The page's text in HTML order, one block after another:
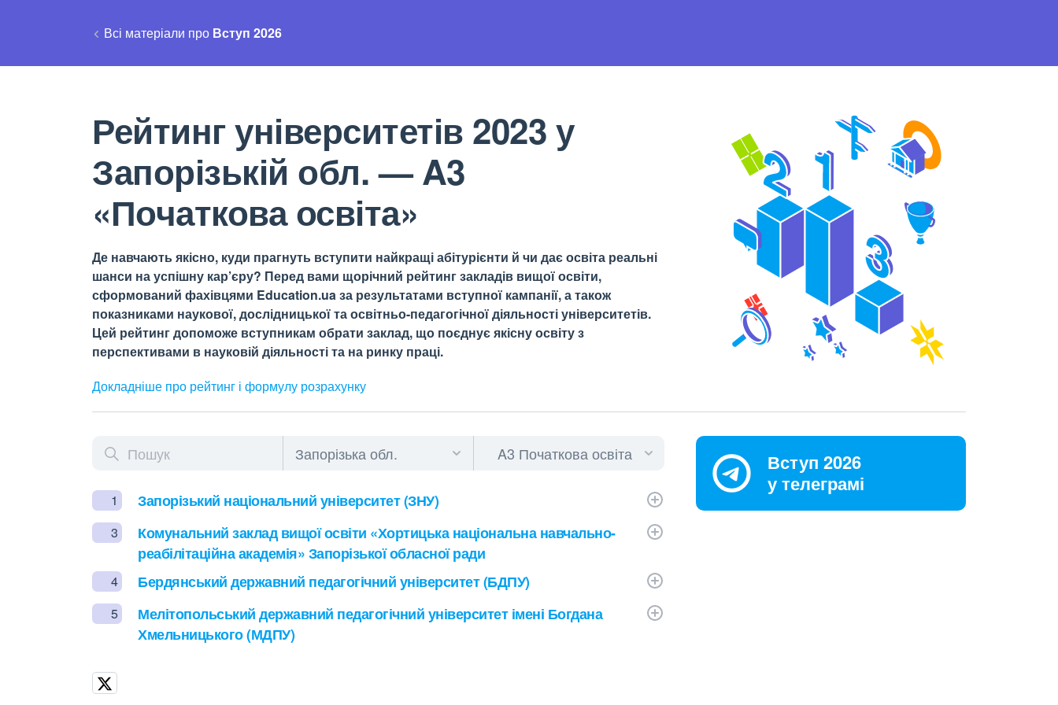
Всі матеріали про Вступ 2026
Рейтинг університетів 2023 у
Запорізькій обл. — A3
«Початкова освіта»
Де навчають якісно, куди прагнуть вступити найкращі абітурієнти й чи дає освіта реальні
шанси на успішну кар’єру? Перед вами щорічний рейтинг закладів вищої освіти,
сформований фахівцями Education.ua за результатами вступної кампанії, а також
показниками наукової, дослідницької та освітньо-педагогічної діяльності університетів.
Цей рейтинг допоможе вступникам обрати заклад, що поєднує якісну освіту з
перспективами в науковій діяльності та на ринку праці.
Докладніше про рейтинг і формулу розрахунку
1 Запорізький національний університет (ЗНУ)
3
Комунальний заклад вищої освіти «Хортицька національна навчально-
реабілітаційна академія» Запорізької обласної ради
4 Бердянський державний педагогічний університет (БДПУ)
5
Мелітопольський державний педагогічний університет імені Богдана
Хмельницького (МДПУ)
Вступ 2026
у телеграмі